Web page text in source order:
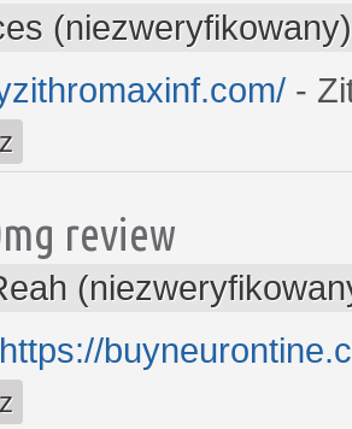
(niezweryfikowany)
-
review
https://